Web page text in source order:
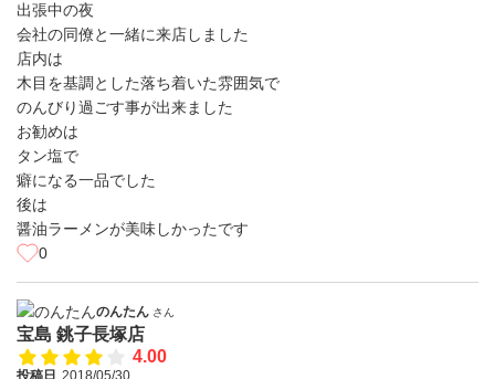
出張中の夜
会社の同僚と一緒に来店しました
店内は
木目を基調とした落ち着いた雰囲気で
のんびり過ごす事が出来ました
お勧めは
タン塩で
癖になる一品でした
後は
醤油ラーメンが美味しかったです
0
のんたん さん
宝島 銚子長塚店
4.00
投稿日 2018/05/30